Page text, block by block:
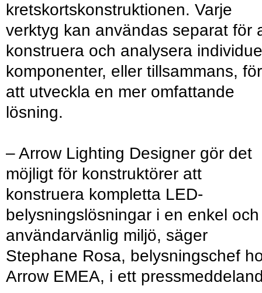
kretskortskonstruktionen. Varje
verktyg kan användas separat för
konstruera och analysera
komponenter, eller tillsammans, för
att utveckla en mer omfattande
lösning.
– Arrow Lighting Designer gör det
möjligt för konstruktörer att
konstruera kompletta LED-
belysningslösningar i en enkel och
användarvänlig miljö, säger
Stephane Rosa, belysningschef
Arrow EMEA, i ett